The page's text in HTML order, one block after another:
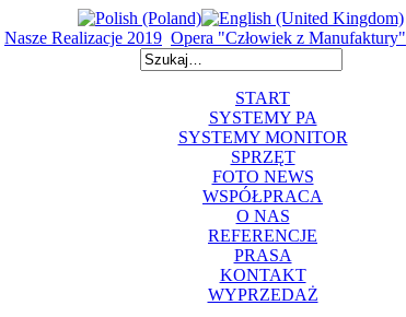
Nasze Realizacje 2019 Opera "Człowiek z Manufaktury"
START
SYSTEMY PA
SYSTEMY MONITOR
SPRZĘT
FOTO NEWS
WSPÓŁPRACA
O NAS
REFERENCJE
PRASA
KONTAKT
WYPRZEDAŻ